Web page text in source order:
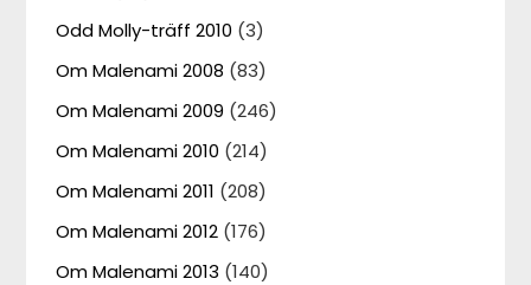
Odd Molly-träff 2010 (3)
Om Malenami 2008 (83)
Om Malenami 2009 (246)
Om Malenami 2010 (214)
Om Malenami 2011 (208)
Om Malenami 2012 (176)
Om Malenami 2013 (140)